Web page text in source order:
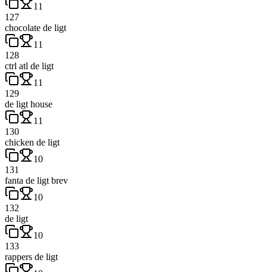
11
127
chocolate de ligt
11
128
ctrl atl de ligt
11
129
de ligt house
11
130
chicken de ligt
10
131
fanta de ligt brev
10
132
de ligt
10
133
rappers de ligt